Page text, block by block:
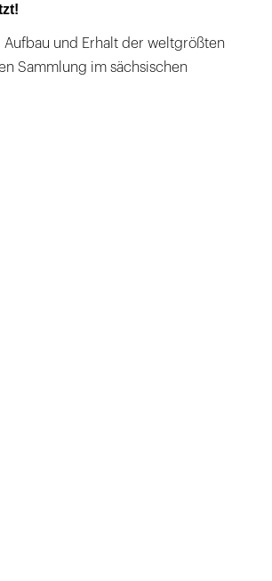
und Erhalt der weltgrößten
Sammlung im sächsischen